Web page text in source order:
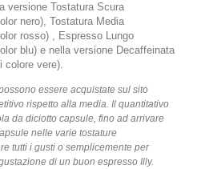
versione Tostatura Scura
nero), Tostatura Media
rosso) , Espresso Lungo
blu) e nella versione Decaffeinata
colore vere).
essere acquistate sul sito
rispetto alla media. Il quantitativo
da diciotto capsule, fino ad arrivare
nelle varie tostature
tutti i gusti o semplicemente per
di un buon espresso Illy.